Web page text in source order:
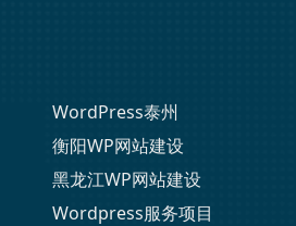
WordPress泰州
衡阳WP网站建设
黑龙江WP网站建设
Wordpress服务项目